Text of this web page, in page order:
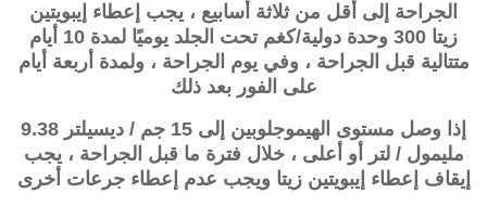
الجراحة إلى أقل من ثلاثة أسابيع ، يجب إعطاء إيبويتين
زيتا 300 وحدة دولية/كغم تحت الجلد يوميًا لمدة 10 أيام
متتالية قبل الجراحة ، وفي يوم الجراحة ، ولمدة أربعة أيام
على الفور بعد ذلك
إذا وصل مستوى الهيموجلوبين إلى 15 جم / ديسيلتر 9.38
مليمول / لتر أو أعلى ، خلال فترة ما قبل الجراحة ، يجب
إيقاف إعطاء إيبويتين زيتا ويجب عدم إعطاء جرعات أخرى